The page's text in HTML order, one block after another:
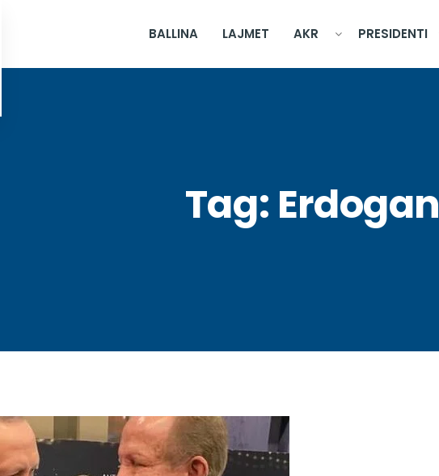
BALLINA LAJMET AKR PRESIDENTI
Tag: Erdogan